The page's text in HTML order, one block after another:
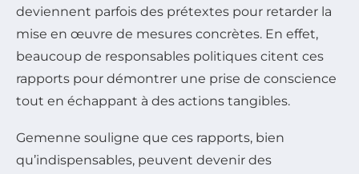
deviennent parfois des prétextes pour retarder la
mise en œuvre de mesures concrètes. En effet,
beaucoup de responsables politiques citent ces
rapports pour démontrer une prise de conscience
tout en échappant à des actions tangibles.
Gemenne souligne que ces rapports, bien
qu’indispensables, peuvent devenir des